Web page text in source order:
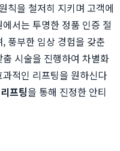
칙을 철저히 지키며 고객에
서는 투명한 정품 인증 절
풍부한 임상 경험을 갖춘
시술을 진행하여 차별화
적인 리프팅을 원하신다
프팅을 통해 진정한 안티